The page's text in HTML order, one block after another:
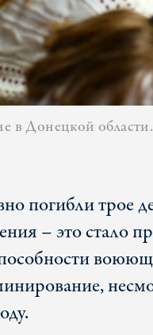
в Донецкой
погибли трое
– это стало